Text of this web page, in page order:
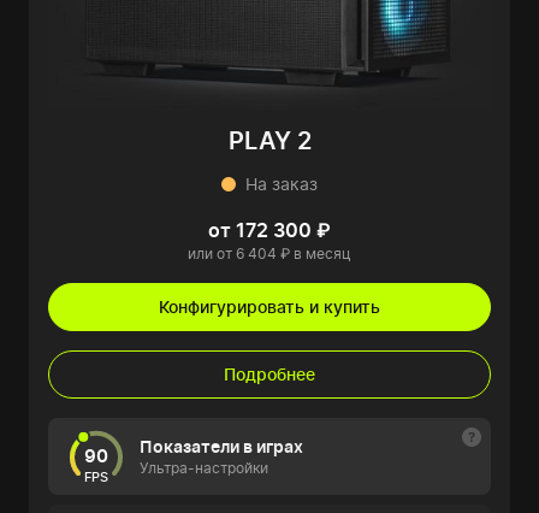
PLAY 2
На заказ
от 172 300 ₽
или от 6 404 ₽ в месяц
Конфигурировать и купить
Подробнее
90
FPS
Показатели в играх
Ультра-настройки